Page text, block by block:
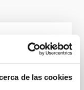
de las cookies
óptico de alta
datos de